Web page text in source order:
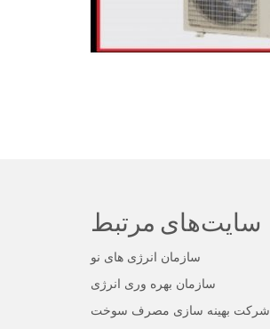
سایت‌های مرتبط
سازمان انرژی های نو
سازمان بهره وری انرژی
شرکت بهینه سازی مصرف سوخت